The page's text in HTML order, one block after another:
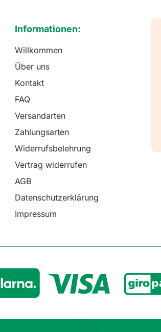
Informationen:
Willkommen
Über uns
Kontakt
FAQ
Versandarten
Zahlungsarten
Widerrufsbelehrung
Vertrag widerrufen
AGB
Datenschutzerklärung
Impressum